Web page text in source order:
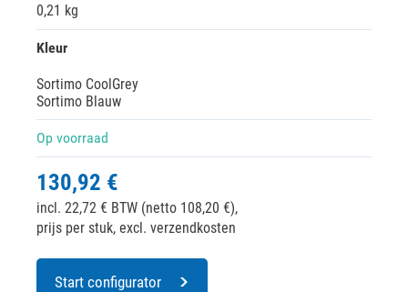
0,21 kg
Kleur
Sortimo CoolGrey
Sortimo Blauw
Op voorraad
130,92 €
incl. 22,72 € BTW (netto 108,20 €),
prijs per stuk, excl. verzendkosten
Start configurator